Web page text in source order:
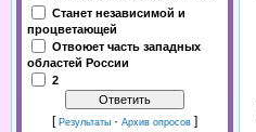
Станет независимой и
процветающей
Отвоюет часть западных
областей России
2
[ Результаты · Архив опросов ]